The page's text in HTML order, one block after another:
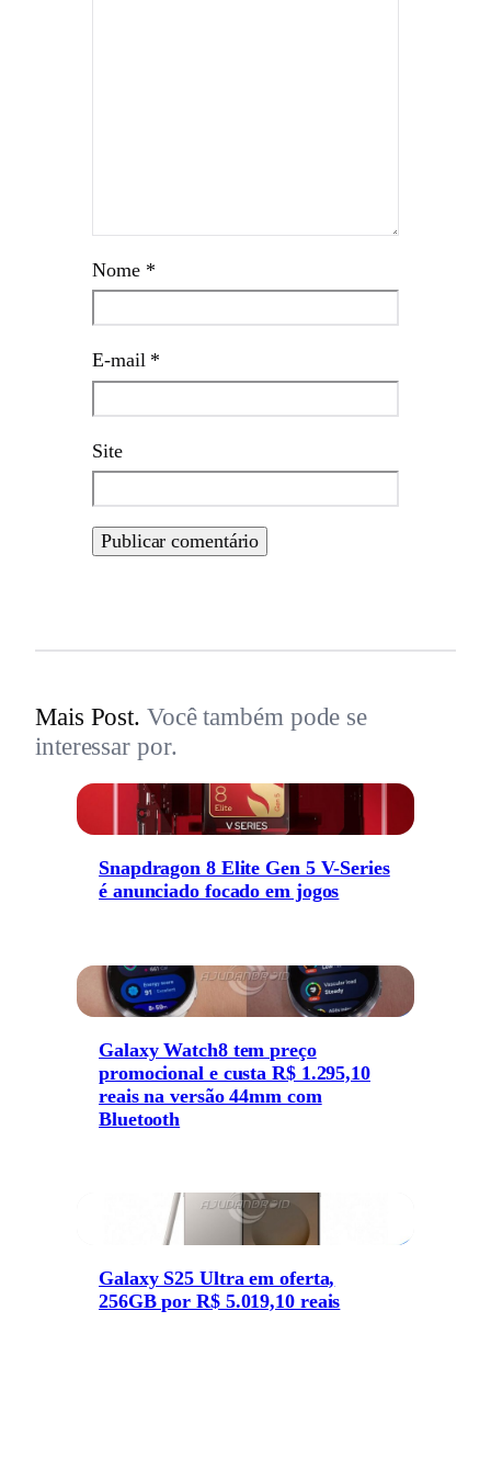
Nome *
E-mail *
Site
Mais Post. Você também pode se
interessar por.
Snapdragon 8 Elite Gen 5 V-Series
é anunciado focado em jogos
Galaxy Watch8 tem preço
promocional e custa R$ 1.295,10
reais na versão 44mm com
Bluetooth
Galaxy S25 Ultra em oferta,
256GB por R$ 5.019,10 reais